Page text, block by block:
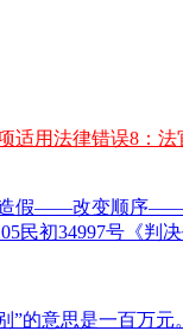
适用法律错误8：
假——改变顺序——
民初34997号《判
”的意思是一百万